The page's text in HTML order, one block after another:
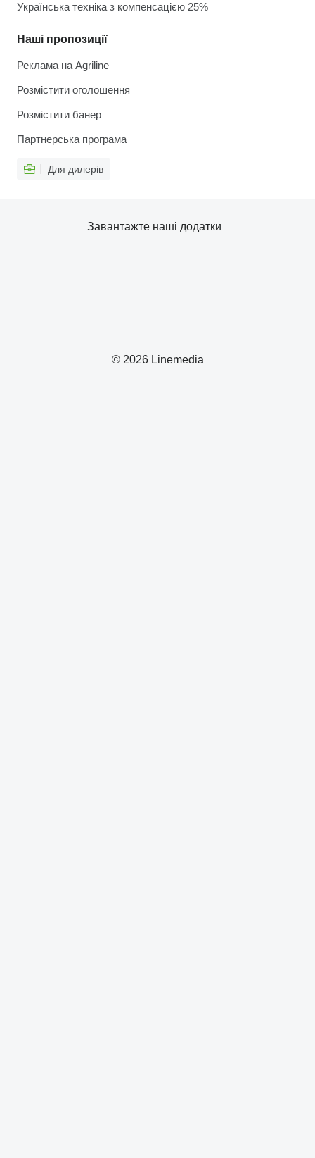
Українська техніка з компенсацією 25%
Наші пропозиції
Реклама на Agriline
Розмістити оголошення
Розмістити банер
Партнерська програма
Для дилерів
© 2026 Linemedia
Завантажте наші додатки